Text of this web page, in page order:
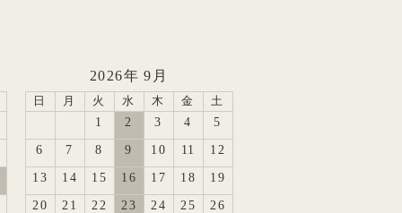
2026年 9月
日 月 火 水 木 金 土
1 2 3 4 5
6 7 8 9 10 11 12
13 14 15 16 17 18 19
20 21 22 23 24 25 26